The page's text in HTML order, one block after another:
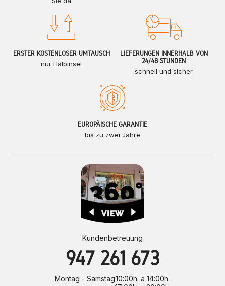
ERSTER KOSTENLOSER UMTAUSCH
nur Halbinsel
LIEFERUNGEN INNERHALB VON
24/48 STUNDEN
schnell und sicher
EUROPÄISCHE GARANTIE
bis zu zwei Jahre
Kundenbetreuung
947 261 673
Montag - Samstag10:00h. a 14:00h.